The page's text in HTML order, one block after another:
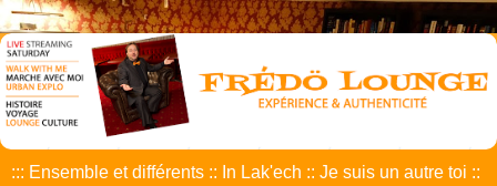
::: Ensemble et différents :: In Lak'ech :: Je suis un autre toi ::